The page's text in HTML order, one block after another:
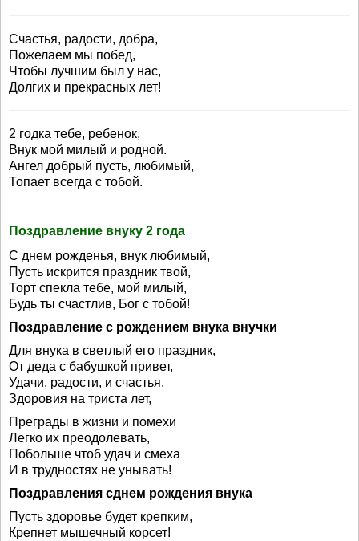
Счастья, радости, добра,
Пожелаем мы побед,
Чтобы лучшим был у нас,
Долгих и прекрасных лет!
2 годка тебе, ребенок,
Внук мой милый и родной.
Ангел добрый пусть, любимый,
Топает всегда с тобой.
Поздравление внуку 2 года
С днем рожденья, внук любимый,
Пусть искрится праздник твой,
Торт спекла тебе, мой милый,
Будь ты счастлив, Бог с тобой!
Поздравление с рождением внука внучки
Для внука в светлый его праздник,
От деда с бабушкой привет,
Удачи, радости, и счастья,
Здоровия на триста лет,
Преграды в жизни и помехи
Легко их преодолевать,
Побольше чтоб удач и смеха
И в трудностях не унывать!
Поздравления сднем рождения внука
Пусть здоровье будет крепким,
Крепнет мышечный корсет!